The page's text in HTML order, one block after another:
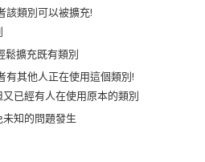
該類別可以被擴充!
鬆擴充既有類別
有其他人正在使用這個類別!
已經有人在使用原本的類別
知的問題發生